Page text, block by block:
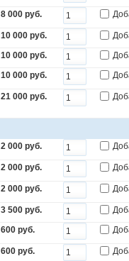
8 000 руб.
10 000 руб.
10 000 руб.
10 000 руб.
21 000 руб.
2 000 руб.
2 000 руб.
2 000 руб.
3 500 руб.
600 руб.
600 руб.